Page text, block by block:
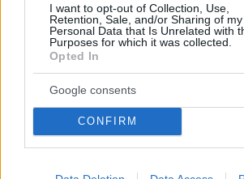
I want to opt-out of Collection, Use,
Retention, Sale, and/or Sharing of my
Personal Data that Is Unrelated with
Purposes for which it was collected.
Opted In
Google consents
CONFIRM
αιτούντα, του/της συζύγου και
εξαρτώμενων μελών.
Στην απόφαση υπογραμμίζεται
υπέχει θέση υπεύθυνης
1599/1986 (Α’ 75) του αιτούντα